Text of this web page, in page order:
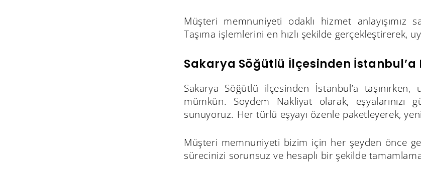
Müşteri memnuniyeti odaklı hizmet anlayışımız
Taşıma işlemlerini en hızlı şekilde
Sakarya Söğütlü İlçesinden
Sakarya Söğütlü ilçesinden İstanbul’a
mümkün. Soydem Nakliyat olarak, eşyalarınızı
sunuyoruz. Her türlü eşyayı özenle paketleyerek,
Müşteri memnuniyeti bizim için her şeyden önce
sürecinizi sorunsuz ve hesaplı bir şekilde